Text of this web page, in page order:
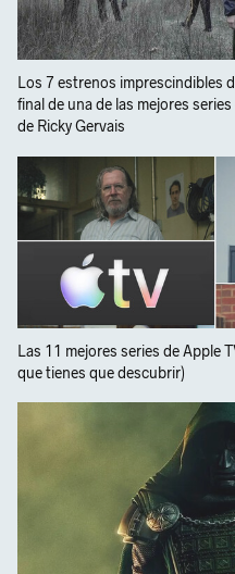
Los 7 estrenos imprescindibles
final de una de las mejores
de Ricky Gervais
Las 11 mejores series de Apple
que tienes que descubrir)